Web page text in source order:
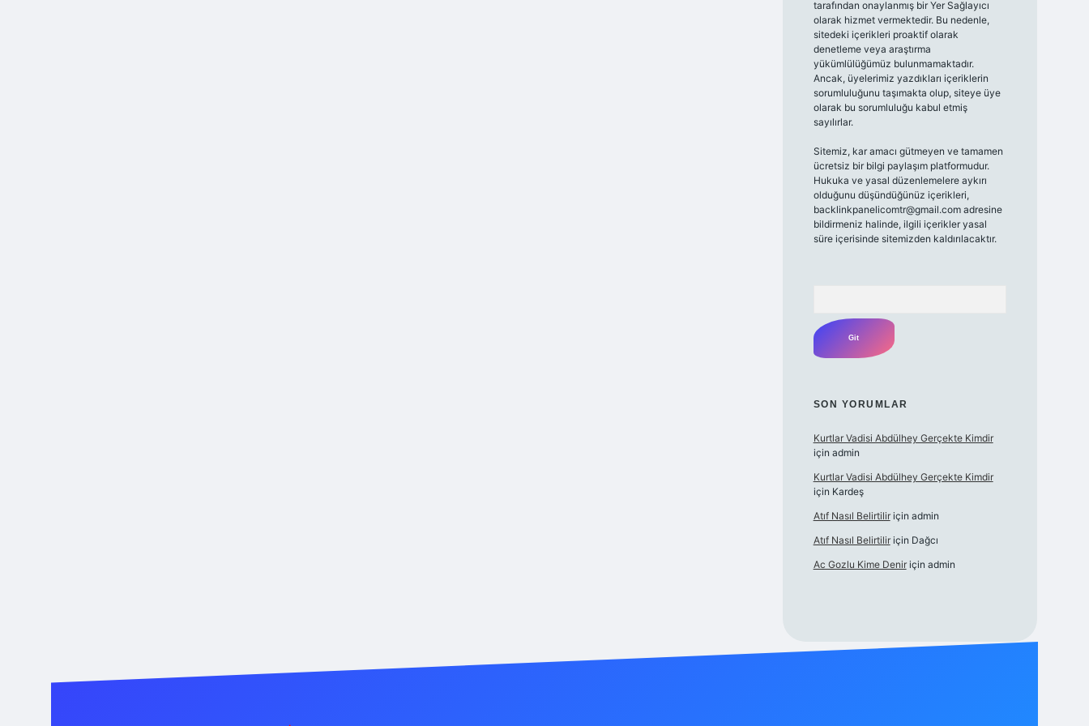
tarafından onaylanmış bir Yer Sağlayıcı
olarak hizmet vermektedir. Bu nedenle,
sitedeki içerikleri proaktif olarak
denetleme veya araştırma
yükümlülüğümüz bulunmamaktadır.
Ancak, üyelerimiz yazdıkları içeriklerin
sorumluluğunu taşımakta olup, siteye üye
olarak bu sorumluluğu kabul etmiş
sayılırlar.
Sitemiz, kar amacı gütmeyen ve tamamen
ücretsiz bir bilgi paylaşım platformudur.
Hukuka ve yasal düzenlemelere aykırı
olduğunu düşündüğünüz içerikleri,
backlinkpanelicomtr@gmail.comadresine
bildirmeniz halinde, ilgili içerikler yasal
süre içerisinde sitemizden kaldırılacaktır.
SON YORUMLAR
Kurtlar Vadisi Abdülhey Gerçekte Kimdir
için admin
Kurtlar Vadisi Abdülhey Gerçekte Kimdir
için Kardeş
Atıf Nasıl Belirtiliriçin admin
Atıf Nasıl Belirtiliriçin Dağcı
Ac Gozlu Kime Deniriçin admin